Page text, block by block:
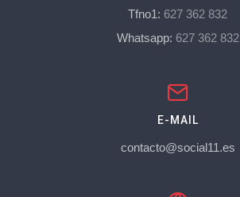
Tfno1: 627 362 832
Whatsapp: 627 362 832
E-MAIL
contacto@social11.es